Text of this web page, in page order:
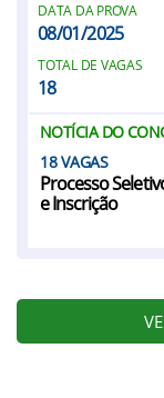
DATA DA PROVA
08/01/2025
TOTAL DE VAGAS
18
NOTÍCIA DO
18
Processo
e Inscrição